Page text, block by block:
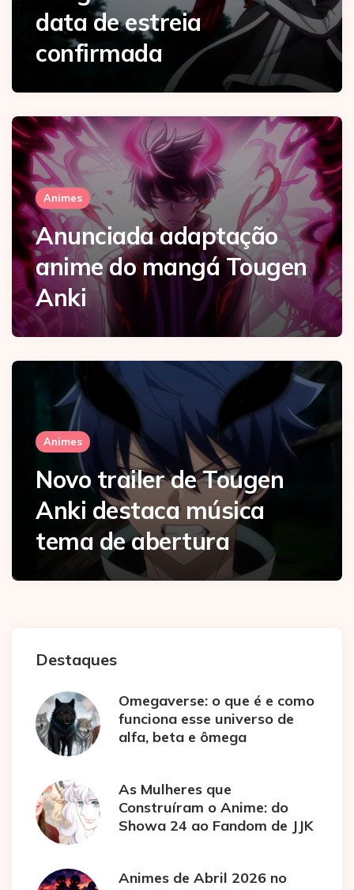
data de estreia
confirmada
Animes
Anunciada adaptação
anime do mangá Tougen
Anki
Animes
Novo trailer de Tougen
Anki destaca música
tema de abertura
Destaques
Omegaverse: o que é e como
funciona esse universo de
alfa, beta e ômega
As Mulheres que
Construíram o Anime: do
Showa 24 ao Fandom de JJK
Animes de Abril 2026 no